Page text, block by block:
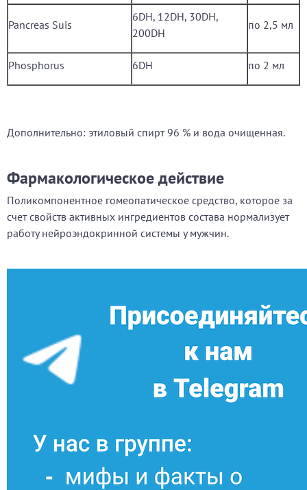
Pancreas Suis
6DH, 12DH, 30DH,
200DH
по 2,5 мл
Phosphorus 6DH по 2 мл
Дополнительно: этиловый спирт 96 % и вода очищенная.
Фармакологическое действие
Поликомпонентное гомеопатическое средство, которое за
счет свойств активных ингредиентов состава нормализует
работу нейроэндокринной системы у мужчин.